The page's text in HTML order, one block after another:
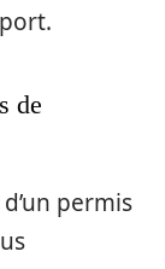
de
permis